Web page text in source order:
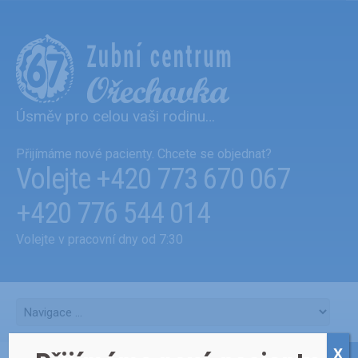
Úsměv pro celou vaši rodinu…
Přijímáme nové pacienty. Chcete se objednat?
Volejte +420 773 670 067
+420 776 544 014
Volejte v pracovní dny od 7:30
X